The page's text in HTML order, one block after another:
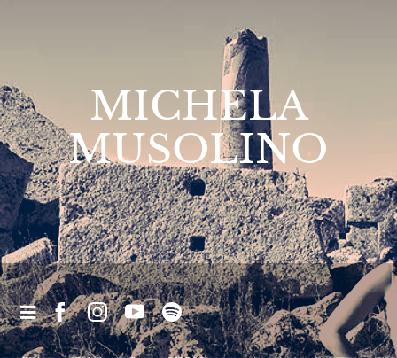
MICHELA
MUSOLINO